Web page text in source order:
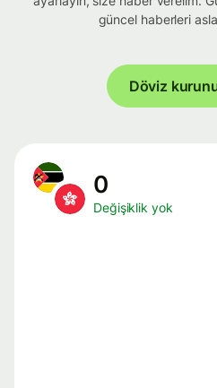
güncel haberleri asla
Döviz
0
Değişiklik yok